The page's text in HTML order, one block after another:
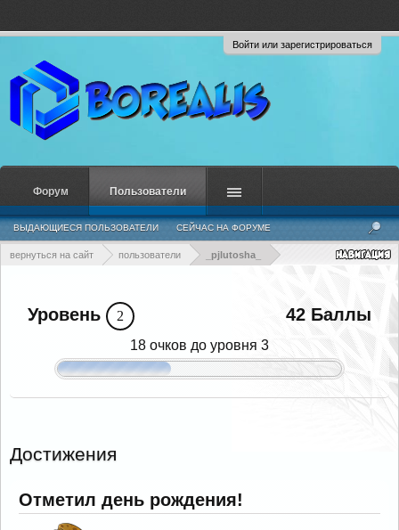
Войти или зарегистрироваться
вернуться на сайт пользователи _pjlutosha_
Уровень 2 42 Баллы
18 очков до уровня 3
Достижения
Отметил день рождения!
Форум Пользователи
ВЫДАЮЩИЕСЯ ПОЛЬЗОВАТЕЛИ СЕЙЧАС НА ФОРУМЕ
НЕДАВНЯЯ АКТИВНОСТЬ НОВЫЕ СООБЩЕНИЯ ПРОФИЛЯ